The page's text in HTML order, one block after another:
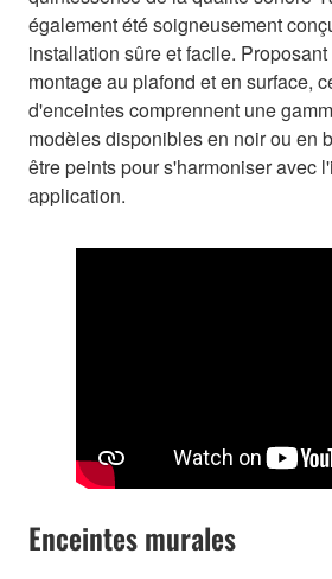
également été soigneusement
installation sûre et facile.
montage au plafond et en surface,
d'enceintes comprennent une
modèles disponibles en noir ou en
être peints pour s'harmoniser avec
application.
Enceintes murales